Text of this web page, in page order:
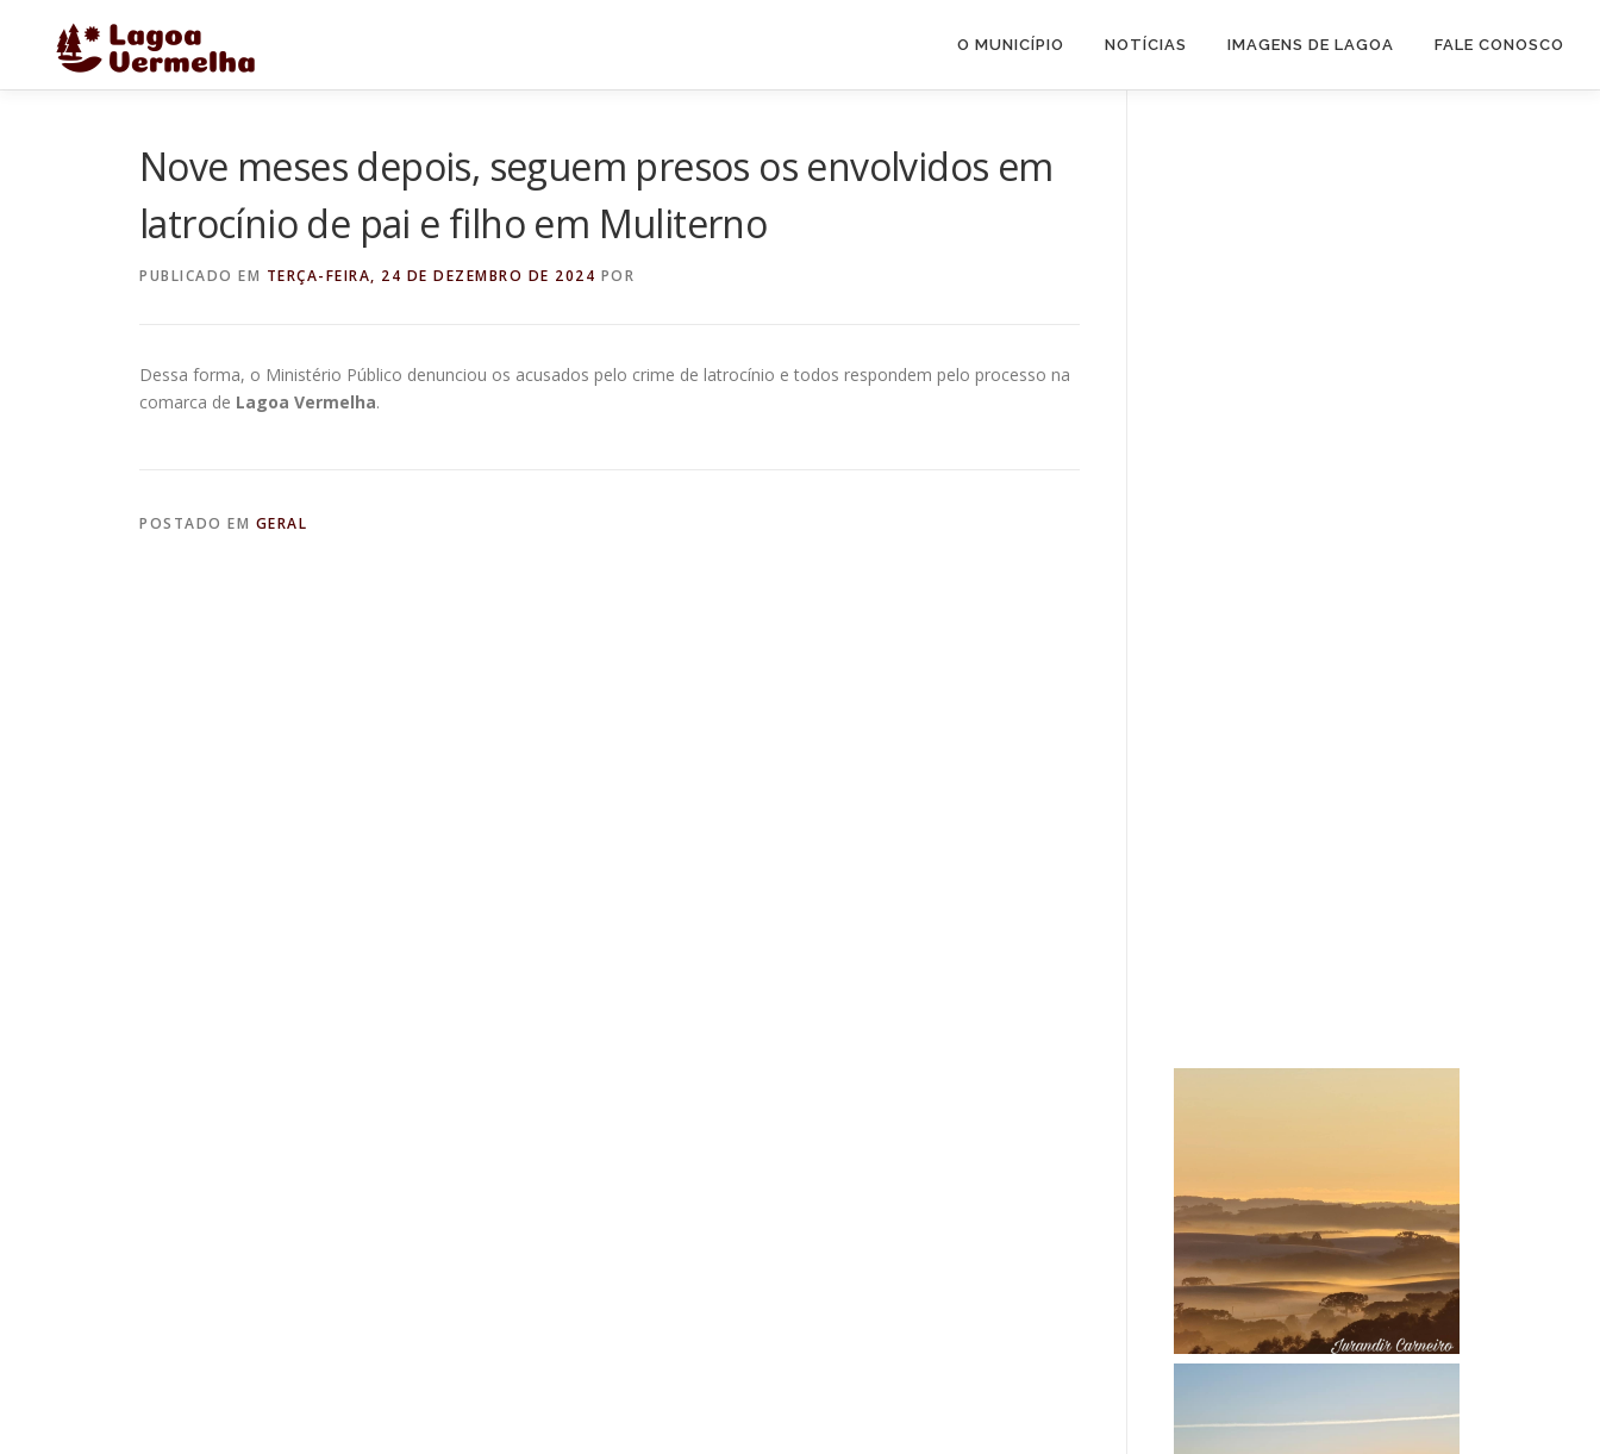
conteúdo
O MUNICÍPIO NOTÍCIAS IMAGENS DE LAGOA FALE CONOSCO
Nove meses depois, seguem presos os envolvidos em
latrocínio de pai e filho em Muliterno
PUBLICADO EM TERÇA-FEIRA, 24 DE DEZEMBRO DE 2024 POR
Dessa forma, o Ministério Público denunciou os acusados pelo crime de latrocínio e todos respondem pelo processo na
comarca de Lagoa Vermelha.
POSTADO EM GERAL